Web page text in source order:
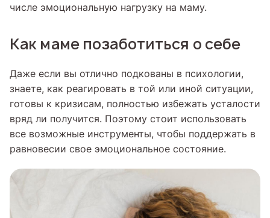
числе эмоциональную нагрузку на маму.
Как маме позаботиться о себе
Даже если вы отлично подкованы в психологии,
знаете, как реагировать в той или иной ситуации,
готовы к кризисам, полностью избежать усталости
вряд ли получится. Поэтому стоит использовать
все возможные инструменты, чтобы поддержать в
равновесии свое эмоциональное состояние.